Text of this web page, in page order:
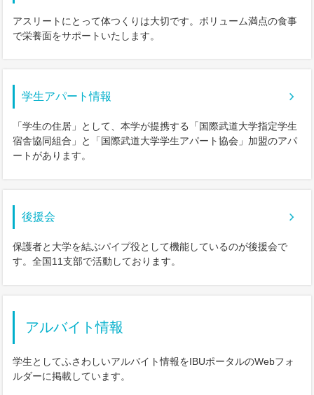
アスリートにとって体つくりは大切です。ボリューム満点の食事
で栄養面をサポートいたします。
学生アパート情報
「学生の住居」として、本学が提携する「国際武道大学指定学生
宿舎協同組合」と「国際武道大学学生アパート協会」加盟のアパ
ートがあります。
後援会
保護者と大学を結ぶパイプ役として機能しているのが後援会で
す。全国11支部で活動しております。
アルバイト情報
学生としてふさわしいアルバイト情報をIBUポータルのWebフォ
ルダーに掲載しています。